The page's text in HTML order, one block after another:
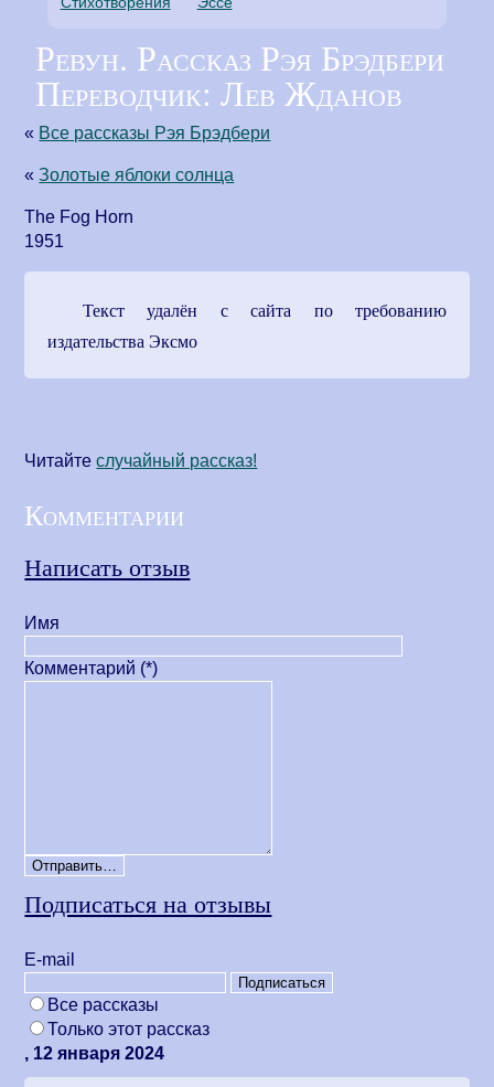
Ревун. Рассказ Рэя Брэдбери
Переводчик: Лев Жданов
« Все рассказы Рэя Брэдбери
«Золотые яблоки солнца
The Fog Horn
1951
Текст удалён с сайта по требованию
издательства Эксмо
Читайтеcлучайный рассказ!
Комментарии
Написать отзыв
Имя
Комментарий (*)
Подписаться на отзывы
Е-mail
Все рассказы
Только этот рассказ
, 12 января 2024